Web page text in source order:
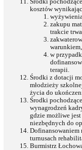
Środki
kosztów
zakupu
trakcie
w
terapii.
Środki z dotacji
młodzieży
życia do
Środki
wynagrodzeń
gdzie możliwe
niezbędnych do
Dofinansowaniem
turnusach
Burmistrz